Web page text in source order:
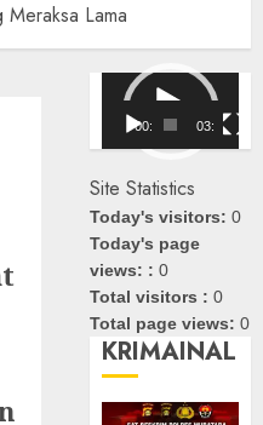
Lama‎
Pemutar
Video
00:00 03:08
Site Statistics
Today's visitors:0
Today's page
views: :0
Total visitors :0
Total page views:0
KRIMAINAL